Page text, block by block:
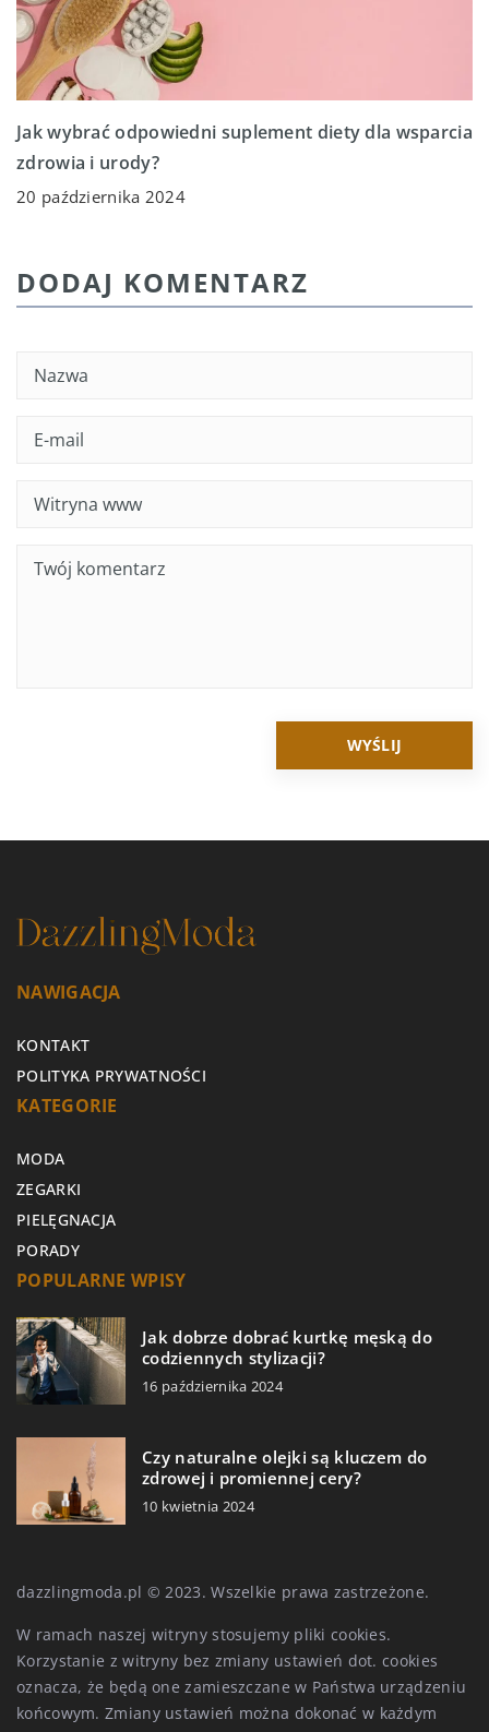
Jak wybrać odpowiedni suplement diety dla wsparcia
zdrowia i urody?
20 października 2024
DODAJ KOMENTARZ
NAWIGACJA
KONTAKT
POLITYKA PRYWATNOŚCI
KATEGORIE
MODA
ZEGARKI
PIELĘGNACJA
PORADY
POPULARNE WPISY
Jak dobrze dobrać kurtkę męską do
codziennych stylizacji?
16 października 2024
Czy naturalne olejki są kluczem do
zdrowej i promiennej cery?
10 kwietnia 2024
dazzlingmoda.pl © 2023. Wszelkie prawa zastrzeżone.
W ramach naszej witryny stosujemy pliki cookies.
Korzystanie z witryny bez zmiany ustawień dot. cookies
oznacza, że będą one zamieszczane w Państwa urządzeniu
końcowym. Zmiany ustawień można dokonać w każdym